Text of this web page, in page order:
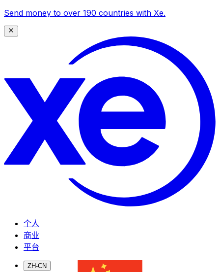
Send money to over 190 countries with Xe.
个人
商业
平台
ZH-CN